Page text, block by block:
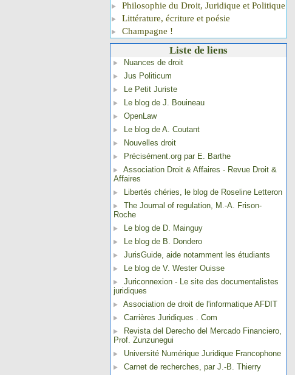
Philosophie du Droit, Juridique et Politique
Littérature, écriture et poésie
Champagne !
Liste de liens
Nuances de droit
Jus Politicum
Le Petit Juriste
Le blog de J. Bouineau
OpenLaw
Le blog de A. Coutant
Nouvelles droit
Précisément.org par E. Barthe
Association Droit & Affaires - Revue Droit &
Affaires
Libertés chéries, le blog de Roseline Letteron
The Journal of regulation, M.-A. Frison-
Roche
Le blog de D. Mainguy
Le blog de B. Dondero
JurisGuide, aide notamment les étudiants
Le blog de V. Wester Ouisse
Juriconnexion - Le site des documentalistes
juridiques
Association de droit de l'informatique AFDIT
Carrières Juridiques . Com
Revista del Derecho del Mercado Financiero,
Prof. Zunzunegui
Université Numérique Juridique Francophone
Carnet de recherches, par J.-B. Thierry